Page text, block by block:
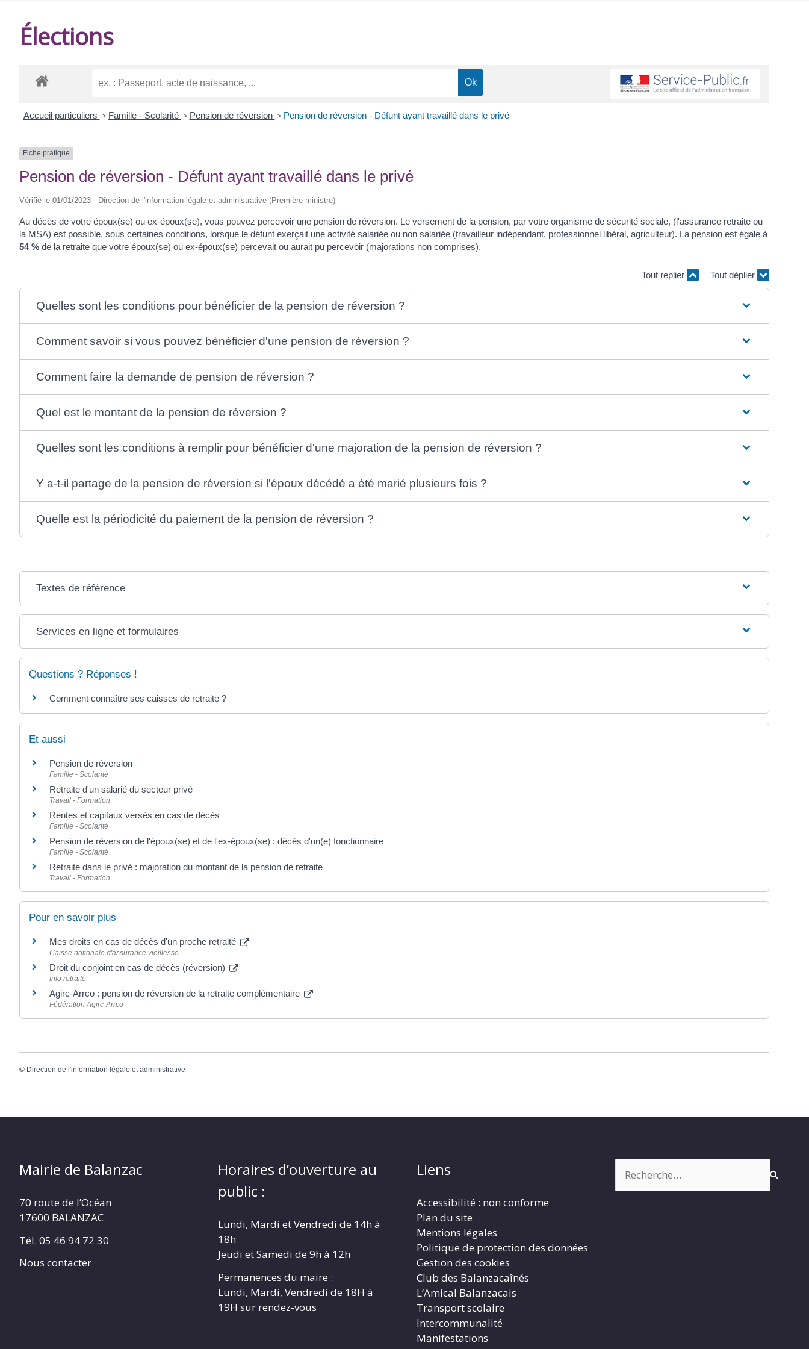
Élections
Accueil particuliers > Famille - Scolarité > Pension de réversion > Pension de réversion - Défunt ayant travaillé dans le privé
Fiche pratique
Pension de réversion - Défunt ayant travaillé dans le privé
Vérifié le 01/01/2023 - Direction de l'information légale et administrative (Première ministre)
Au décès de votre époux(se) ou ex-époux(se), vous pouvez percevoir une pension de réversion. Le versement de la pension, par votre organisme de sécurité sociale, (l'assurance retraite ou
la MSA) est possible, sous certaines conditions, lorsque le défunt exerçait une activité salariée ou non salariée (travailleur indépendant, professionnel libéral, agriculteur). La pension est égale à
54 % de la retraite que votre époux(se) ou ex-époux(se) percevait ou aurait pu percevoir (majorations non comprises).
Tout replier Tout déplier
Quelles sont les conditions pour bénéficier de la pension de réversion ?
Comment savoir si vous pouvez bénéficier d'une pension de réversion ?
Comment faire la demande de pension de réversion ?
Quel est le montant de la pension de réversion ?
Quelles sont les conditions à remplir pour bénéficier d'une majoration de la pension de réversion ?
Y a-t-il partage de la pension de réversion si l'époux décédé a été marié plusieurs fois ?
Quelle est la périodicité du paiement de la pension de réversion ?
Textes de référence
Services en ligne et formulaires
Questions ? Réponses !
Comment connaître ses caisses de retraite ?
Et aussi
Pension de réversion
Famille - Scolarité
Retraite d'un salarié du secteur privé
Travail - Formation
Rentes et capitaux versés en cas de décès
Famille - Scolarité
Pension de réversion de l'époux(se) et de l'ex-époux(se) : décès d'un(e) fonctionnaire
Famille - Scolarité
Retraite dans le privé : majoration du montant de la pension de retraite
Travail - Formation
Pour en savoir plus
Mes droits en cas de décès d'un proche retraité
Caisse nationale d'assurance vieillesse
Droit du conjoint en cas de décès (réversion)
Info retraite
Agirc-Arrco : pension de réversion de la retraite complémentaire
Fédération Agirc-Arrco
© Direction de l'information légale et administrative
Mairie de Balanzac
70 route de l’Océan
17600 BALANZAC
Tél. 05 46 94 72 30
Nous contacter
Horaires d’ouverture au
public :
Lundi, Mardi et Vendredi de 14h à
18h
Jeudi et Samedi de 9h à 12h
Permanences du maire :
Lundi, Mardi, Vendredi de 18H à
19H sur rendez-vous
Liens
Accessibilité : non conforme
Plan du site
Mentions légales
Politique de protection des données
Gestion des cookies
Club des Balanzacaînés
L’Amical Balanzacais
Transport scolaire
Intercommunalité
Manifestations